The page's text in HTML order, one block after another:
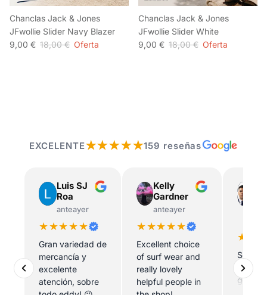
Chanclas Jack & Jones
JFwollie Slider Navy Blazer
9,00 € 18,00 € Oferta
Chanclas Jack & Jones
JFwollie Slider White
9,00 € 18,00 € Oferta
EXCELENTE★★★★★159 reseñas
Luis SJ
Roa
anteayer
★★★★★
Gran variedad de
mercancía y
excelente
atención, sobre
Kelly
Gardner
anteayer
★★★★★
Excellent choice
of surf wear and
really lovely
helpful people in
Sergio
dos